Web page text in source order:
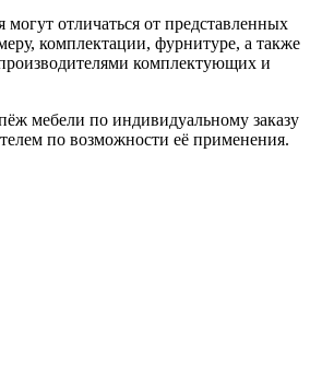
отличаться от представленных
комплектации, фурнитуре, а также
комплектующих и
мебели по индивидуальному заказу
по возможности её применения.